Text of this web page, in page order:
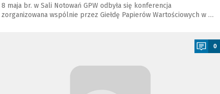
8 maja br. w Sali Notowań GPW odbyła się konferencja
zorganizowana wspólnie przez Giełdę Papierów Wartościowych w …
0